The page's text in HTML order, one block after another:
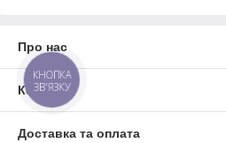
Про нас
Контакти
Доставка та оплата
КНОПКА
ЗВ'ЯЗКУ